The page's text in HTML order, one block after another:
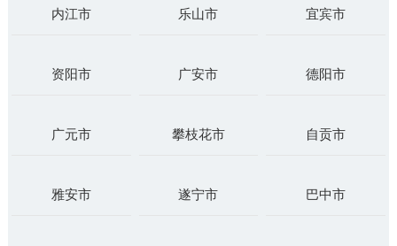
内江市 乐山市 宜宾市
资阳市 广安市 德阳市
广元市 攀枝花市 自贡市
雅安市 遂宁市 巴中市